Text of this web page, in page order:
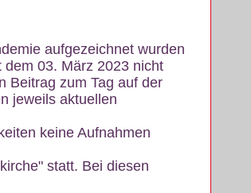
aufgezeichnet wurden
03. März 2023 nicht
Beitrag zum Tag auf der
jeweils aktuellen
keine Aufnahmen
statt. Bei diesen